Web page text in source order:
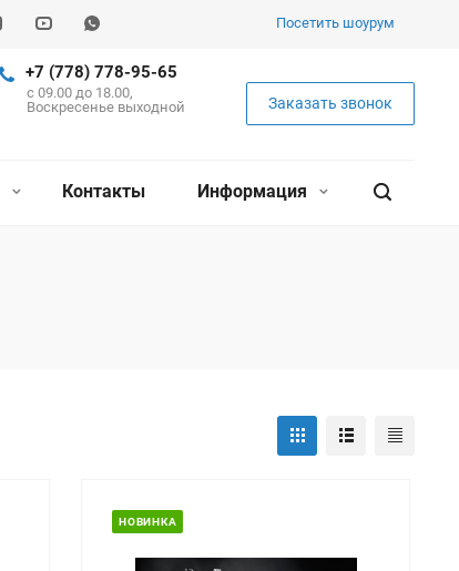
Посетить шоурум
+7 (778) 778-95-65
c 09.00 до 18.00,
Воскресенье выходной
Заказать звонок
Контакты Информация
НОВИНКА